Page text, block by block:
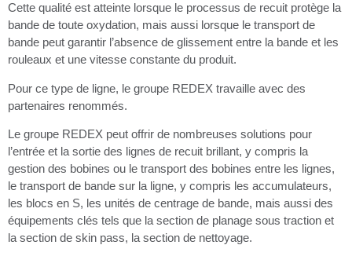
Cette qualité est atteinte lorsque le processus de recuit protège la
bande de toute oxydation, mais aussi lorsque le transport de
bande peut garantir l’absence de glissement entre la bande et les
rouleaux et une vitesse constante du produit.
Pour ce type de ligne, le groupe REDEX travaille avec des
partenaires renommés.
Le groupe REDEX peut offrir de nombreuses solutions pour
l’entrée et la sortie des lignes de recuit brillant, y compris la
gestion des bobines ou le transport des bobines entre les lignes,
le transport de bande sur la ligne, y compris les accumulateurs,
les blocs en S, les unités de centrage de bande, mais aussi des
équipements clés tels que la section de planage sous traction et
la section de skin pass, la section de nettoyage.